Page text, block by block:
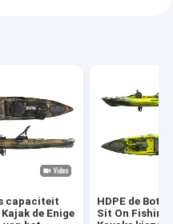
capaciteit
de Enige
HDPE de
Sit On Fishing